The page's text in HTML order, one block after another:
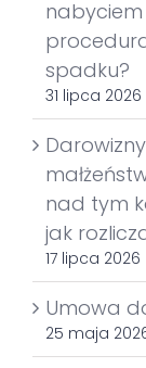
spadku?
31 lipca 2026
nad tym
jak
17 lipca 2026
Umowa
25 maja